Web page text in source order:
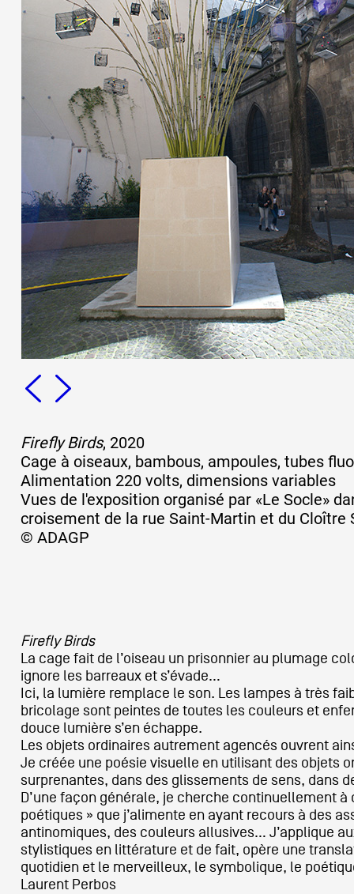
Documentation
Visites d'ateliers
Production vidéo
Formation
Événements
1% œuvres dans
public
Année par année
Collection vidéos
Candidater
Contact
Firefly Birds, 2020
Cage à oiseaux, bambous, ampoules, tubes
Alimentation 220 volts, dimensions variables
Vues de l'exposition organisé par «Le Socle»
croisement de la rue Saint-Martin et du Cloître
© ADAGP
Firefly Birds
La cage fait de l’oiseau un prisonnier au plumage
ignore les barreaux et s’évade…
Ici, la lumière remplace le son. Les lampes à très
bricolage sont peintes de toutes les couleurs et
douce lumière s’en échappe.
Les objets ordinaires autrement agencés ouvrent
Je créée une poésie visuelle en utilisant des objets
surprenantes, dans des glissements de sens, dans
D’une façon générale, je cherche continuellement
poétiques » que j’alimente en ayant recours à des
antinomiques, des couleurs allusives… J’applique
stylistiques en littérature et de fait, opère une
quotidien et le merveilleux, le symbolique, le
Laurent Perbos